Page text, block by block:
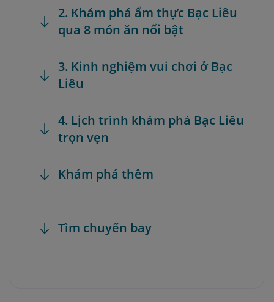
2. Khám phá ẩm thực Bạc Liêu
qua 8 món ăn nổi bật
3. Kinh nghiệm vui chơi ở Bạc
Liêu
4. Lịch trình khám phá Bạc Liêu
trọn vẹn
Khám phá thêm
Tìm chuyến bay